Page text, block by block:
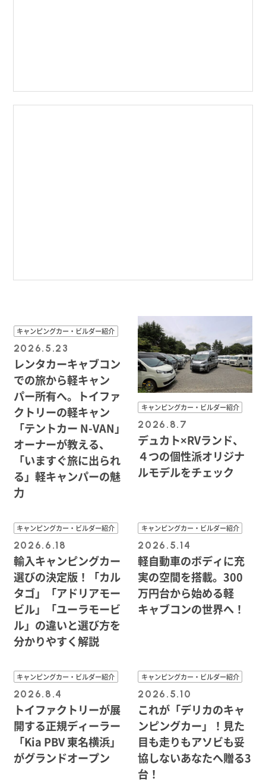
キャンピングカー・ビルダー紹介
2026.5.23
レンタカーキャブコン
での旅から軽キャン
パー所有へ。トイファ
クトリーの軽キャン
「テントカー N-VAN」
オーナーが教える、
「いますぐ旅に出られ
る」軽キャンパーの魅
力
キャンピングカー・ビルダー紹介
2026.8.7
デュカト×RVランド、
４つの個性派オリジナ
ルモデルをチェック
キャンピングカー・ビルダー紹介
2026.6.18
輸入キャンピングカー
選びの決定版！「カル
タゴ」「アドリアモー
ビル」「ユーラモービ
ル」の違いと選び方を
分かりやすく解説
キャンピングカー・ビルダー紹介
2026.5.14
軽自動車のボディに充
実の空間を搭載。300
万円台から始める軽
キャブコンの世界へ！
キャンピングカー・ビルダー紹介
2026.8.4
トイファクトリーが展
開する正規ディーラー
「Kia PBV 東名横浜」
がグランドオープン
キャンピングカー・ビルダー紹介
2026.5.10
これが「デリカのキャ
ンピングカー」！見た
目も走りもアソビも妥
協しないあなたへ贈る3
台！